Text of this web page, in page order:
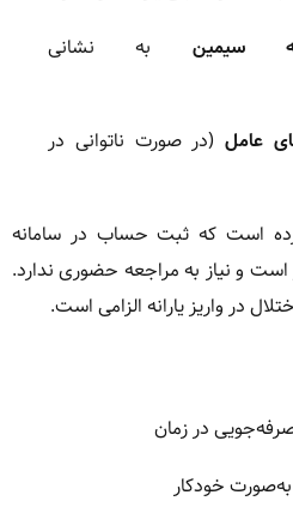
سیمین به نشانی
عامل (در صورت ناتوانی در
است که ثبت حساب در سامانه
و نیاز به مراجعه حضوری ندارد.
در واریز یارانه الزامی است.
در زمان
خودکار